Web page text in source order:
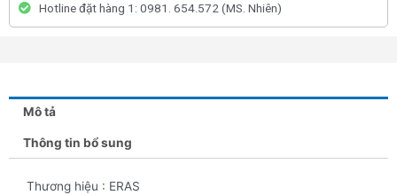
Hotline đặt hàng 1: 0981. 654.572 (MS. Nhiên)
Mô tả
Thông tin bổ sung
Thương hiệu : ERAS